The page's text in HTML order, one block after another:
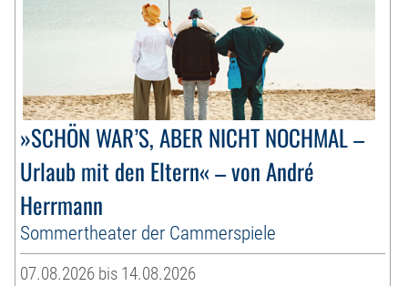
»SCHÖN WAR’S, ABER NICHT NOCHMAL –
Urlaub mit den Eltern« – von André
Herrmann
Sommertheater der Cammerspiele
07.08.2026 bis 14.08.2026